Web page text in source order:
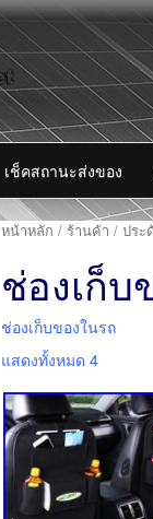
เช็คสถานะส่งของ
หน้าหลัก / ร้านค้า /ประ
ช่องเก็บ
ช่องเก็บของในรถ
แสดงทั้งหมด 4